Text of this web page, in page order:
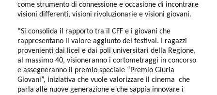
come strumento di connessione e occasione di incontrare
visioni differenti, visioni rivoluzionarie e visioni giovani.
“Si consolida il rapporto tra il CFF e i giovani che
rappresentano il valore aggiunto del festival. I ragazzi
provenienti dai licei e dai poli universitari della Regione,
al massimo 40, visioneranno i cortometraggi in concorso
e assegneranno il premio speciale “Premio Giuria
Giovani”, iniziativa che vuole valorizzare il cinema che
parla alle nuove generazione e che sappia innovare i